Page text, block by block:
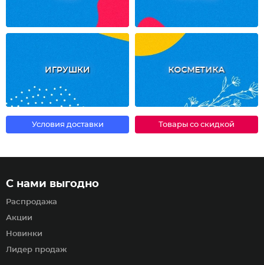
ИГРУШКИ КОСМЕТИКА
Условия доставки Товары со скидкой
С нами выгодно
Распродажа
Акции
Новинки
Лидер продаж